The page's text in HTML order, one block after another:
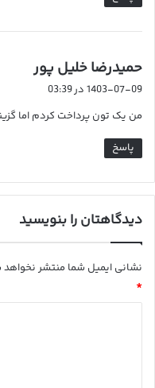
حمیدرضا خلیل پور
:
1403-07-09 در 03:39
من یک تون پرداخت کردم اما
پاسخ
دیدگاهتان را بنویسید
نشانی ایمیل شما منتشر
*